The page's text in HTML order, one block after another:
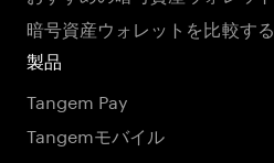
暗号資産ウォレットを比較する
製品
Tangem Pay
Tangemモバイル